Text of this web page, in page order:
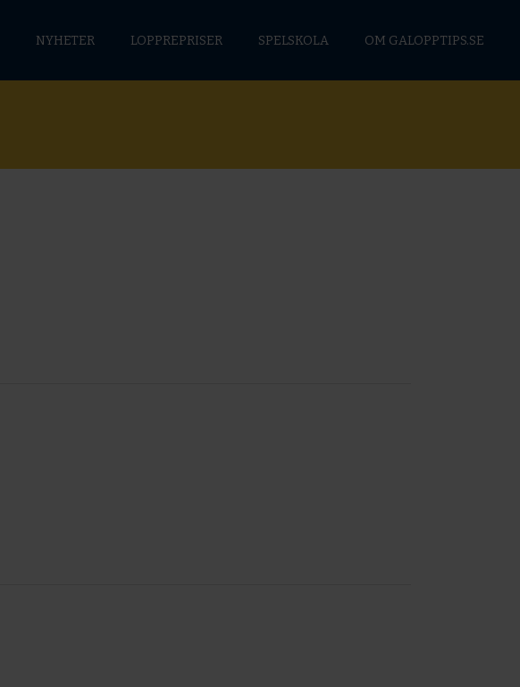
NYHETER LOPPREPRISER SPELSKOLA OM GALOPPTIPS.SE